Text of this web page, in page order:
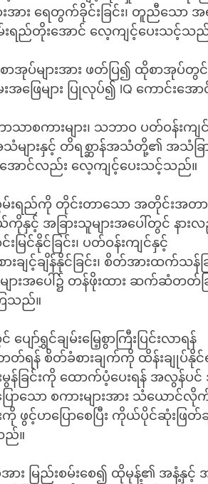
ားအား ရေတွက်ခိုင်းခြင်း၊ တူညီသော
စွမ်းရည်တိုးအောင် လေ့ကျင့်ပေးသင့်သ
ပ်များအား ဖတ်ပြ၍ ထိုစာအုပ်တွင်
ဖြေများ ပြုလုပ်၍ IQ ကောင်းအေ
ာသာစကားများ၊ သဘာဝ ပတ်ဝန်းက
ျားနှင့် တိရစ္ဆာန်အသံတို့၏ အသံခြားန
အောင်လည်း လေ့ကျင့်ပေးသင့်သည်။
င်စွမ်းရည်ကို တိုင်းတာသော အတိုင်းအတ
နှင့် အခြားသူများအပေါ်တွင် နား
မြင်နိုင်ခြင်း၊ ပတ်ဝန်းကျင်နှင့်
ျင့်ချိန်နိုင်ခြင်း၊ စိတ်အားထက်သန်ခြ
ားအပေါ်၌ တန်ဖိုးထား ဆက်ဆံတတ်ခ
ြသည်။
ျော်ရွှင်ချမ်းမြေ့စွာကြီးပြင်းလာရန်
ရန် စိတ်ခံစားချက်ကို ထိန်းချုပ်နိုင်
န်ခြင်းကို ထောက်ပံ့ပေးရန် အလွန်ပင်
ောသော စကားများအား သံယောင်လိုက်
ဖွင့်ဟပြောစေပြီး ကိုယ်ပိုင်ဆုံးဖြတ်ခ
ည်။
အား မြည်းစမ်းစေ၍ ထိုမုန့်၏ အနံ့နှင့်